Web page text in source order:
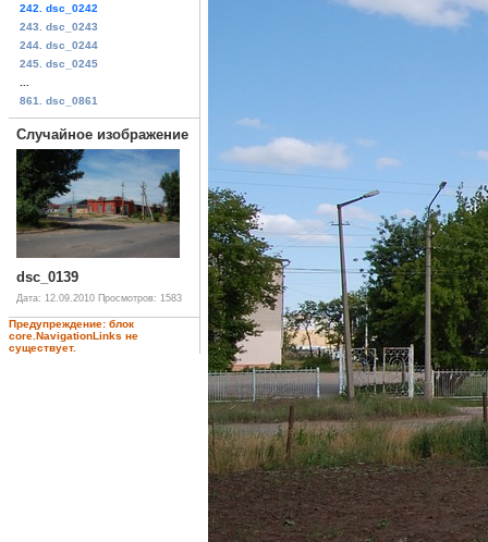
242. dsc_0242
243. dsc_0243
244. dsc_0244
245. dsc_0245
861. dsc_0861
Случайное изображение
dsc_0139
Дата: 12.09.2010 Просмотров: 1583
Предупреждение: блок
core.NavigationLinks не
существует.